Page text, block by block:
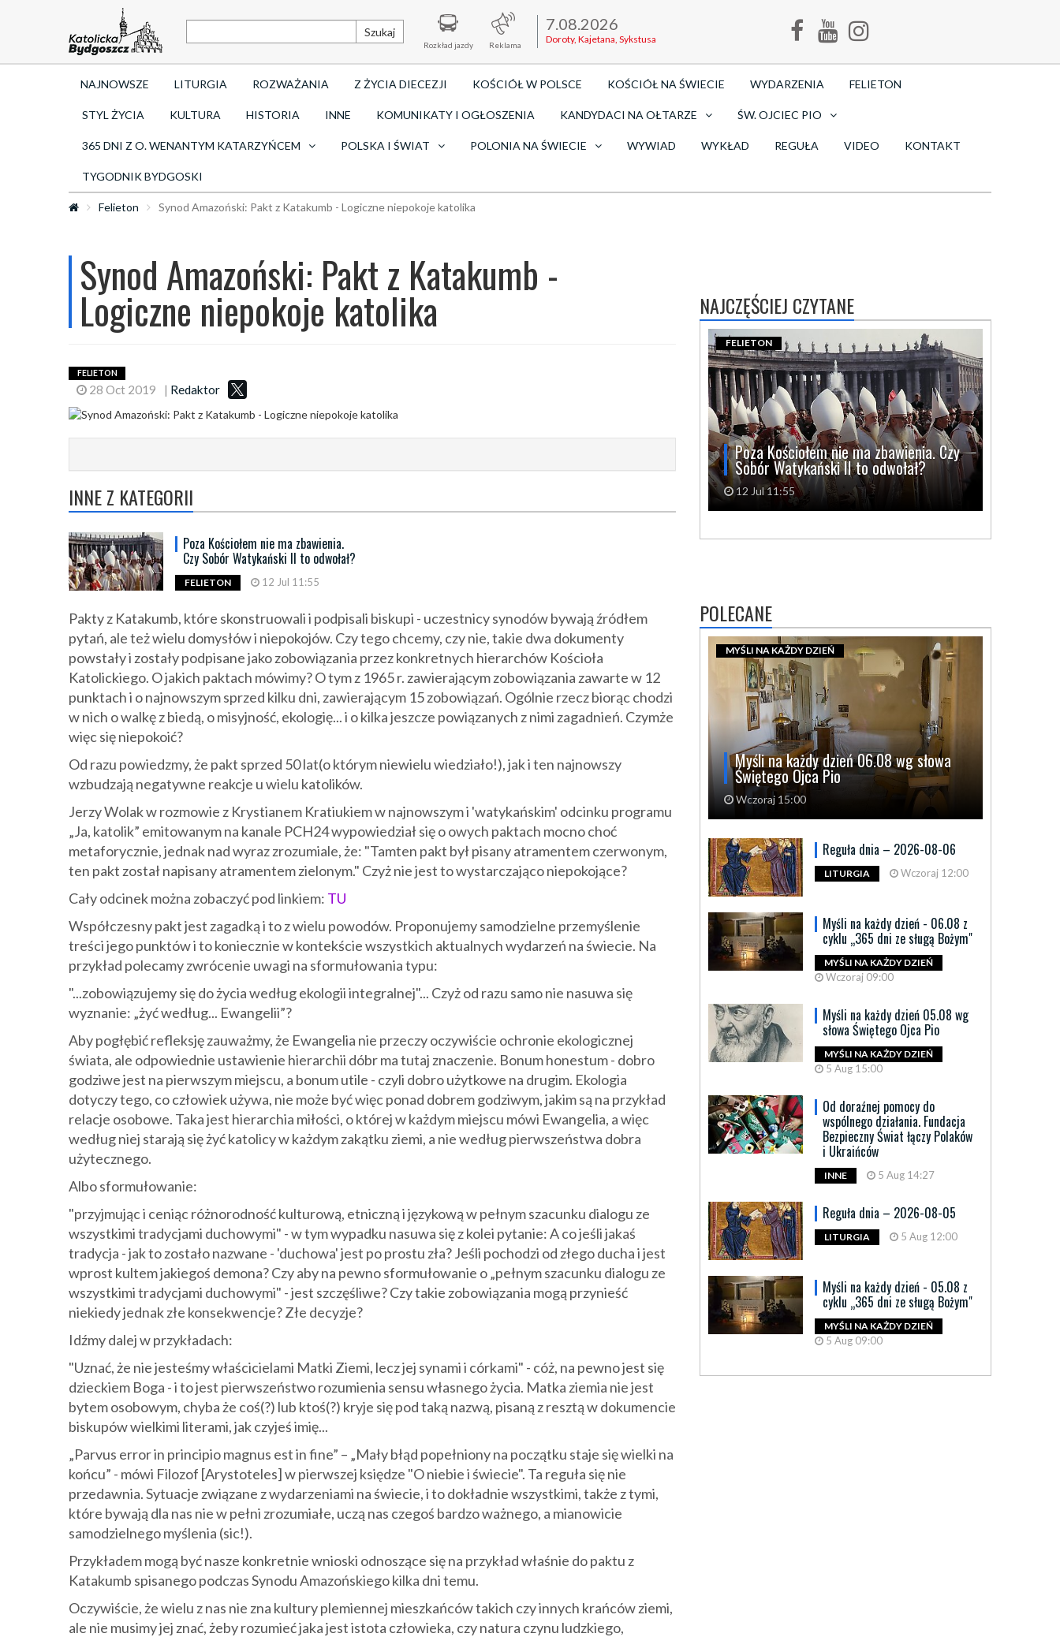
Szukaj
Rozkład jazdy Reklama
7.08.2026
Doroty, Kajetana, Sykstusa
NAJNOWSZE LITURGIA ROZWAŻANIA Z ŻYCIA DIECEZJI KOŚCIÓŁ W POLSCE KOŚCIÓŁ NA ŚWIECIE WYDARZENIA FELIETON
STYL ŻYCIA KULTURA HISTORIA INNE KOMUNIKATY I OGŁOSZENIA KANDYDACI NA OŁTARZE ŚW. OJCIEC PIO
365 DNI Z O. WENANTYM KATARZYŃCEM POLSKA I ŚWIAT POLONIA NA ŚWIECIE WYWIAD WYKŁAD REGUŁA VIDEO KONTAKT
TYGODNIK BYDGOSKI
Felieton Synod Amazoński: Pakt z Katakumb - Logiczne niepokoje katolika
Synod Amazoński: Pakt z Katakumb -
Logiczne niepokoje katolika
FELIETON
28 Oct 2019 | Redaktor
INNE Z KATEGORII
Poza Kościołem nie ma zbawienia.
Czy Sobór Watykański II to odwołał?
FELIETON 12 Jul 11:55
Pakty z Katakumb, które skonstruowali i podpisali biskupi - uczestnicy synodów bywają źródłem
pytań, ale też wielu domysłów i niepokojów. Czy tego chcemy, czy nie, takie dwa dokumenty
powstały i zostały podpisane jako zobowiązania przez konkretnych hierarchów Kościoła
Katolickiego. O jakich paktach mówimy? O tym z 1965 r. zawierającym zobowiązania zawarte w 12
punktach i o najnowszym sprzed kilku dni, zawierającym 15 zobowiązań. Ogólnie rzecz biorąc chodzi
w nich o walkę z biedą, o misyjność, ekologię... i o kilka jeszcze powiązanych z nimi zagadnień. Czymże
więc się niepokoić?
Od razu powiedzmy, że pakt sprzed 50 lat(o którym niewielu wiedziało!), jak i ten najnowszy
wzbudzają negatywne reakcje u wielu katolików.
Jerzy Wolak w rozmowie z Krystianem Kratiukiem w najnowszym i 'watykańskim' odcinku programu
„Ja, katolik” emitowanym na kanale PCH24 wypowiedział się o owych paktach mocno choć
metaforycznie, jednak nad wyraz zrozumiale, że: "Tamten pakt był pisany atramentem czerwonym,
ten pakt został napisany atramentem zielonym." Czyż nie jest to wystarczająco niepokojące?
Cały odcinek można zobaczyć pod linkiem: TU
Współczesny pakt jest zagadką i to z wielu powodów. Proponujemy samodzielne przemyślenie
treści jego punktów i to koniecznie w kontekście wszystkich aktualnych wydarzeń na świecie. Na
przykład polecamy zwrócenie uwagi na sformułowania typu:
"...zobowiązujemy się do życia według ekologii integralnej"... Czyż od razu samo nie nasuwa się
wyznanie: „żyć według... Ewangelii”?
Aby pogłębić refleksję zauważmy, że Ewangelia nie przeczy oczywiście ochronie ekologicznej
świata, ale odpowiednie ustawienie hierarchii dóbr ma tutaj znaczenie. Bonum honestum - dobro
godziwe jest na pierwszym miejscu, a bonum utile - czyli dobro użytkowe na drugim. Ekologia
dotyczy tego, co człowiek używa, nie może być więc ponad dobrem godziwym, jakim są na przykład
relacje osobowe. Taka jest hierarchia miłości, o której w każdym miejscu mówi Ewangelia, a więc
według niej starają się żyć katolicy w każdym zakątku ziemi, a nie według pierwszeństwa dobra
użytecznego.
Albo sformułowanie:
"przyjmując i ceniąc różnorodność kulturową, etniczną i językową w pełnym szacunku dialogu ze
wszystkimi tradycjami duchowymi" - w tym wypadku nasuwa się z kolei pytanie: A co jeśli jakaś
tradycja - jak to zostało nazwane - 'duchowa' jest po prostu zła? Jeśli pochodzi od złego ducha i jest
wprost kultem jakiegoś demona? Czy aby na pewno sformułowanie o „pełnym szacunku dialogu ze
wszystkimi tradycjami duchowymi" - jest szczęśliwe? Czy takie zobowiązania mogą przynieść
niekiedy jednak złe konsekwencje? Złe decyzje?
Idźmy dalej w przykładach:
"Uznać, że nie jesteśmy właścicielami Matki Ziemi, lecz jej synami i córkami" - cóż, na pewno jest się
dzieckiem Boga - i to jest pierwszeństwo rozumienia sensu własnego życia. Matka ziemia nie jest
bytem osobowym, chyba że coś(?) lub ktoś(?) kryje się pod taką nazwą, pisaną z resztą w dokumencie
biskupów wielkimi literami, jak czyjeś imię...
„Parvus error in principio magnus est in fine” – „Mały błąd popełniony na początku staje się wielki na
końcu” - mówi Filozof [Arystoteles] w pierwszej księdze "O niebie i świecie". Ta reguła się nie
przedawnia. Sytuacje związane z wydarzeniami na świecie, i to dokładnie wszystkimi, także z tymi,
które bywają dla nas nie w pełni zrozumiałe, uczą nas czegoś bardzo ważnego, a mianowicie
samodzielnego myślenia (sic!).
Przykładem mogą być nasze konkretnie wnioski odnoszące się na przykład właśnie do paktu z
Katakumb spisanego podczas Synodu Amazońskiego kilka dni temu.
Oczywiście, że wielu z nas nie zna kultury plemiennej mieszkańców takich czy innych krańców ziemi,
ale nie musimy jej znać, żeby rozumieć jaka jest istota człowieka, czy natura czynu ludzkiego,
NAJCZĘŚCIEJ CZYTANE
Poza Kościołem nie ma zbawienia. Czy
Sobór Watykański II to odwołał?
12 Jul 11:55
FELIETON
POLECANE
Myśli na każdy dzień 06.08 wg słowa
Świętego Ojca Pio
Wczoraj 15:00
MYŚLI NA KAŻDY DZIEŃ
Reguła dnia – 2026-08-06
LITURGIA Wczoraj 12:00
Myśli na każdy dzień - 06.08 z
cyklu „365 dni ze sługą Bożym"
MYŚLI NA KAŻDY DZIEŃ
Wczoraj 09:00
Myśli na każdy dzień 05.08 wg
słowa Świętego Ojca Pio
MYŚLI NA KAŻDY DZIEŃ
5 Aug 15:00
Od doraźnej pomocy do
wspólnego działania. Fundacja
Bezpieczny Świat łączy Polaków
i Ukraińców
INNE 5 Aug 14:27
Reguła dnia – 2026-08-05
LITURGIA 5 Aug 12:00
Myśli na każdy dzień - 05.08 z
cyklu „365 dni ze sługą Bożym"
MYŚLI NA KAŻDY DZIEŃ
5 Aug 09:00